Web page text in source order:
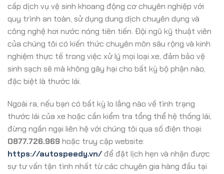
cấp dịch vụ vệ sinh khoang động cơ chuyên nghiệp với
quy trình an toàn, sử dụng dung dịch chuyên dụng và
công nghệ hơi nước nóng tiên tiến. Đội ngũ kỹ thuật viên
của chúng tôi có kiến thức chuyên môn sâu rộng và kinh
nghiệm thực tế trong việc xử lý mọi loại xe, đảm bảo vệ
sinh sạch sẽ mà không gây hại cho bất kỳ bộ phận nào,
đặc biệt là thước lái.
Ngoài ra, nếu bạn có bất kỳ lo lắng nào về tình trạng
thước lái của xe hoặc cần kiểm tra tổng thể hệ thống lái,
đừng ngần ngại liên hệ với chúng tôi qua số điện thoại:
0877.726.969 hoặc truy cập website:
https://autospeedy.vn/để đặt lịch hẹn và nhận được
sự tư vấn tận tình nhất từ các chuyên gia hàng đầu tại